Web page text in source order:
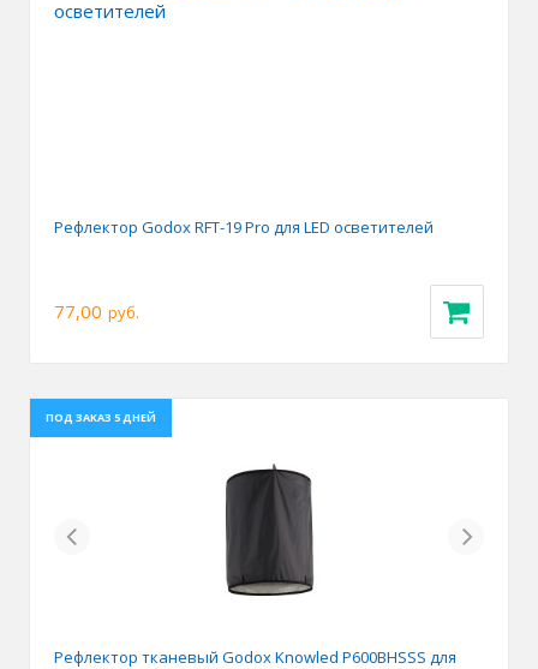
Рефлектор Godox RFT-19 Pro для LED осветителей
77,00 руб.
ПОД ЗАКАЗ 5 ДНЕЙ
Previous Next
Рефлектор тканевый Godox Knowled P600BHSSS для